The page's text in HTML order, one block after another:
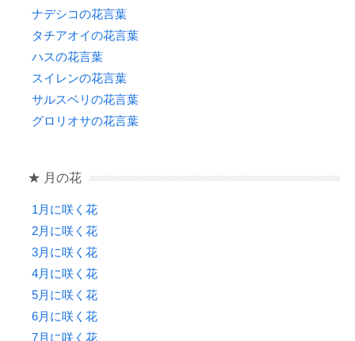
ナデシコの花言葉
タチアオイの花言葉
ハスの花言葉
スイレンの花言葉
サルスベリの花言葉
グロリオサの花言葉
★ 月の花
1月に咲く花
2月に咲く花
3月に咲く花
4月に咲く花
5月に咲く花
6月に咲く花
7月に咲く花